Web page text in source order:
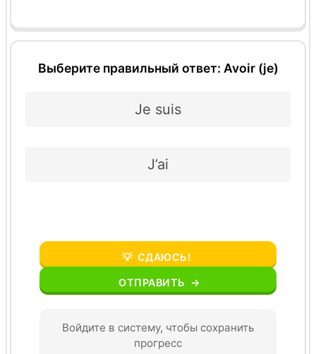
Выберите правильный ответ: Avoir (je)
Je suis
J’ai
💡 СДАЮСЬ!
ОТПРАВИТЬ →
Войдите в систему, чтобы сохранить
прогресс